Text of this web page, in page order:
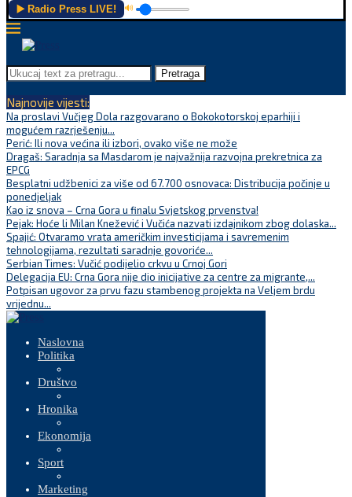
▶️ Radio Press LIVE! 🔊
Pretraga
Najnovije vijesti:
Na proslavi Vučjeg Dola razgovarano o Bokokotorskoj eparhiji i
mogućem razrješenju...
Perić: Ili nova većina ili izbori, ovako više ne može
Dragaš: Saradnja sa Masdarom je najvažnija razvojna prekretnica za
EPCG
Besplatni udžbenici za više od 67.700 osnovaca: Distribucija počinje u
ponedjeljak
Kao iz snova – Crna Gora u finalu Svjetskog prvenstva!
Pejak: Hoće li Milan Knežević i Vučića nazvati izdajnikom zbog dolaska...
Spajić: Otvaramo vrata američkim investicijama i savremenim
tehnologijama, rezultati saradnje govoriće...
Serbian Times: Vučić podijelio crkvu u Crnoj Gori
Delegacija EU: Crna Gora nije dio inicijative za centre za migrante,...
Potpisan ugovor za prvu fazu stambenog projekta na Veljem brdu
vrijednu...
Naslovna
Politika
Društvo
Hronika
Ekonomija
Sport
Marketing